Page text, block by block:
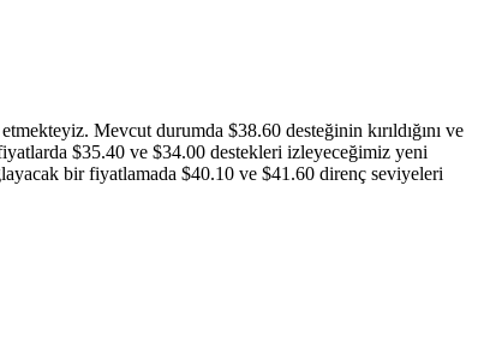
Mevcut durumda $38.60 desteğinin kırıldığını ve
$35.40 ve $34.00 destekleri izleyeceğimiz yeni
bir fiyatlamada $40.10 ve $41.60 direnç seviyeleri